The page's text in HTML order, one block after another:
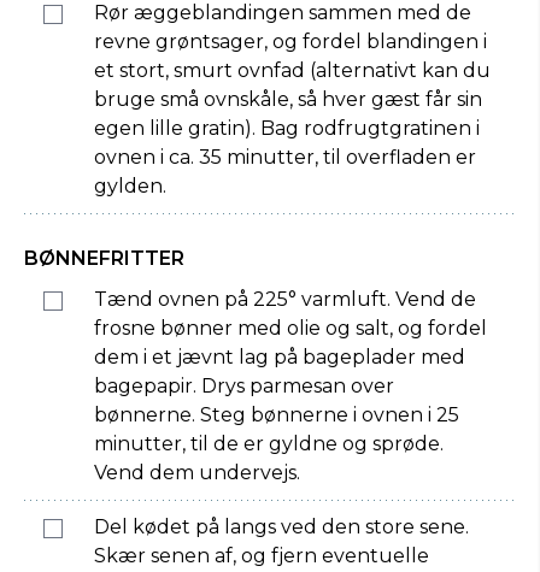
Rør æggeblandingen sammen med de
revne grøntsager, og fordel blandingen i
et stort, smurt ovnfad (alternativt kan du
bruge små ovnskåle, så hver gæst får sin
egen lille gratin). Bag rodfrugtgratinen i
ovnen i ca. 35 minutter, til overfladen er
gylden.
BØNNEFRITTER
Tænd ovnen på 225° varmluft. Vend de
frosne bønner med olie og salt, og fordel
dem i et jævnt lag på bageplader med
bagepapir. Drys parmesan over
bønnerne. Steg bønnerne i ovnen i 25
minutter, til de er gyldne og sprøde.
Vend dem undervejs.
Del kødet på langs ved den store sene.
Skær senen af, og fjern eventuelle